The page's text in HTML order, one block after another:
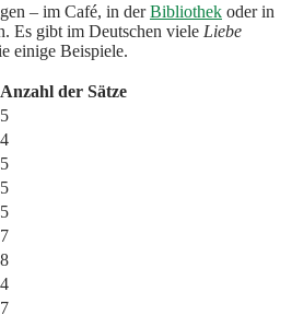
– im Café, in derBibliothek oder in
Es gibt im Deutschen viele Liebe
einige Beispiele.
Anzahl der Sätze
5
4
5
5
5
7
8
4
7